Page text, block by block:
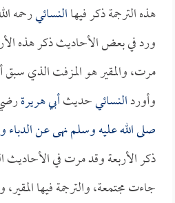
هذه الترجمة ذكر فيهاالنسائيرحمه
ورد في بعض الأحاديث ذكر هذه
مرت، والمقير هو المزفت الذي سبق
وأوردالنسائيحديثأبي هريرة
صلى الله عليه وسلم نهى عن الدباء
ذكر الأربعة وقد مرت في الأحاديث
جاءت مجتمعة، والترجمة فيها